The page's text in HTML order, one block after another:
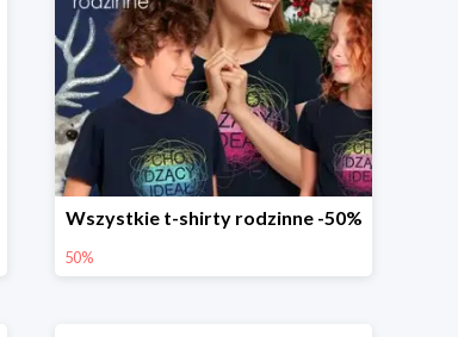
Wszystkie t-shirty rodzinne -50%
50%